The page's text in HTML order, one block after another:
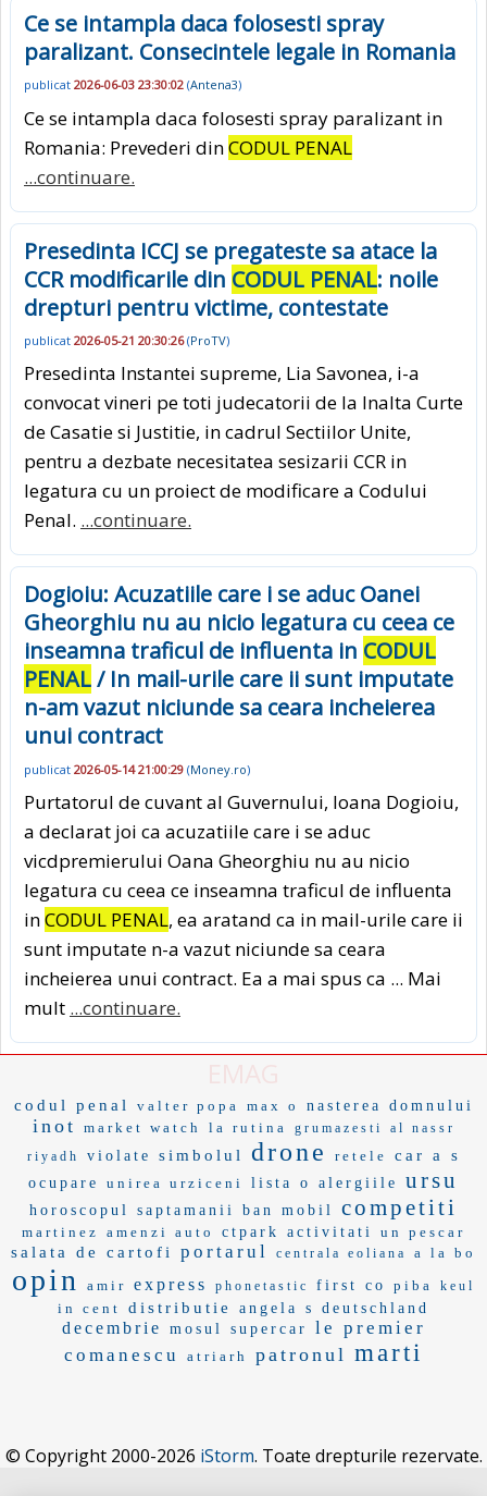
Ce se intampla daca folosesti spray
paralizant. Consecintele legale in Romania
publicat 2026-06-03 23:30:02 (Antena3)
Ce se intampla daca folosesti spray paralizant in
Romania: Prevederi dinCODUL PENAL
...continuare.
Presedinta ICCJ se pregateste sa atace la
CCR modificarile din CODUL PENAL: noile
drepturi pentru victime, contestate
publicat 2026-05-21 20:30:26(ProTV)
Presedinta Instantei supreme, Lia Savonea, i-a
convocat vineri pe toti judecatorii de la Inalta Curte
de Casatie si Justitie, in cadrul Sectiilor Unite,
pentru a dezbate necesitatea sesizarii CCR in
legatura cu un proiect de modificare a Codului
Penal. ...continuare.
Dogioiu: Acuzatiile care i se aduc Oanei
Gheorghiu nu au nicio legatura cu ceea ce
inseamna traficul de influenta in CODUL
PENAL/ In mail-urile care ii sunt imputate
n-am vazut niciunde sa ceara incheierea
unui contract
publicat 2026-05-14 21:00:29 (Money.ro)
Purtatorul de cuvant al Guvernului, Ioana Dogioiu,
a declarat joi ca acuzatiile care i se aduc
vicdpremierului Oana Gheorghiu nu au nicio
legatura cu ceea ce inseamna traficul de influenta
inCODUL PENAL, ea aratand ca in mail-urile care ii
sunt imputate n-a vazut niciunde sa ceara
incheierea unui contract. Ea a mai spus ca ... Mai
mult ...continuare.
codul penal valter popa max o nasterea domnului
inot market watch la rutina grumazesti
al nassr
riyadh
violate simbolul drone retele car a s
ocupare unirea urziceni lista o alergiile ursu
horoscopul saptamanii ban mobil competiti
martinez amenzi auto ctpark activitati un pescar
salata de cartofi portarul centrala eoliana a la bo
opin amir express phonetastic first co piba keul
in cent distributie angela s deutschland
decembrie mosul supercar
le premier
comanescu
atriarh patronul marti
© Copyright 2000-2026 iStorm. Toate drepturile rezervate.